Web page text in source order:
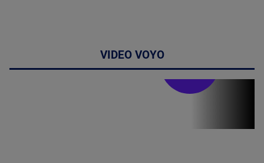
VIDEO VOYO